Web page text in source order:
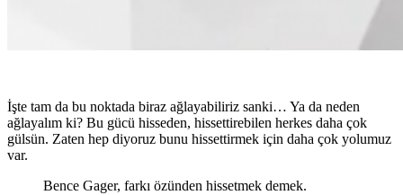
İşte tam da bu noktada biraz ağlayabiliriz sanki… Ya da neden
ağlayalım ki? Bu gücü hisseden, hissettirebilen herkes daha çok
gülsün. Zaten hep diyoruz bunu hissettirmek için daha çok yolumuz
var.
Bence Gager, farkı özünden hissetmek demek.